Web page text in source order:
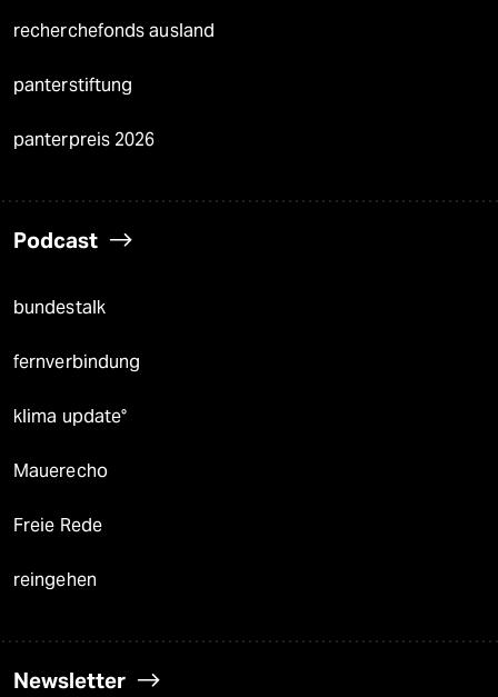
recherchefonds ausland
panterstiftung
panterpreis 2026
Podcast
bundestalk
fernverbindung
klima update°
Mauerecho
Freie Rede
reingehen
Newsletter